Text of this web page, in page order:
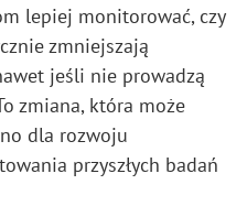
lepiej monitorować, czy
zmniejszają
jeśli nie prowadzą
zmiana, która może
dla rozwoju
przyszłych badań